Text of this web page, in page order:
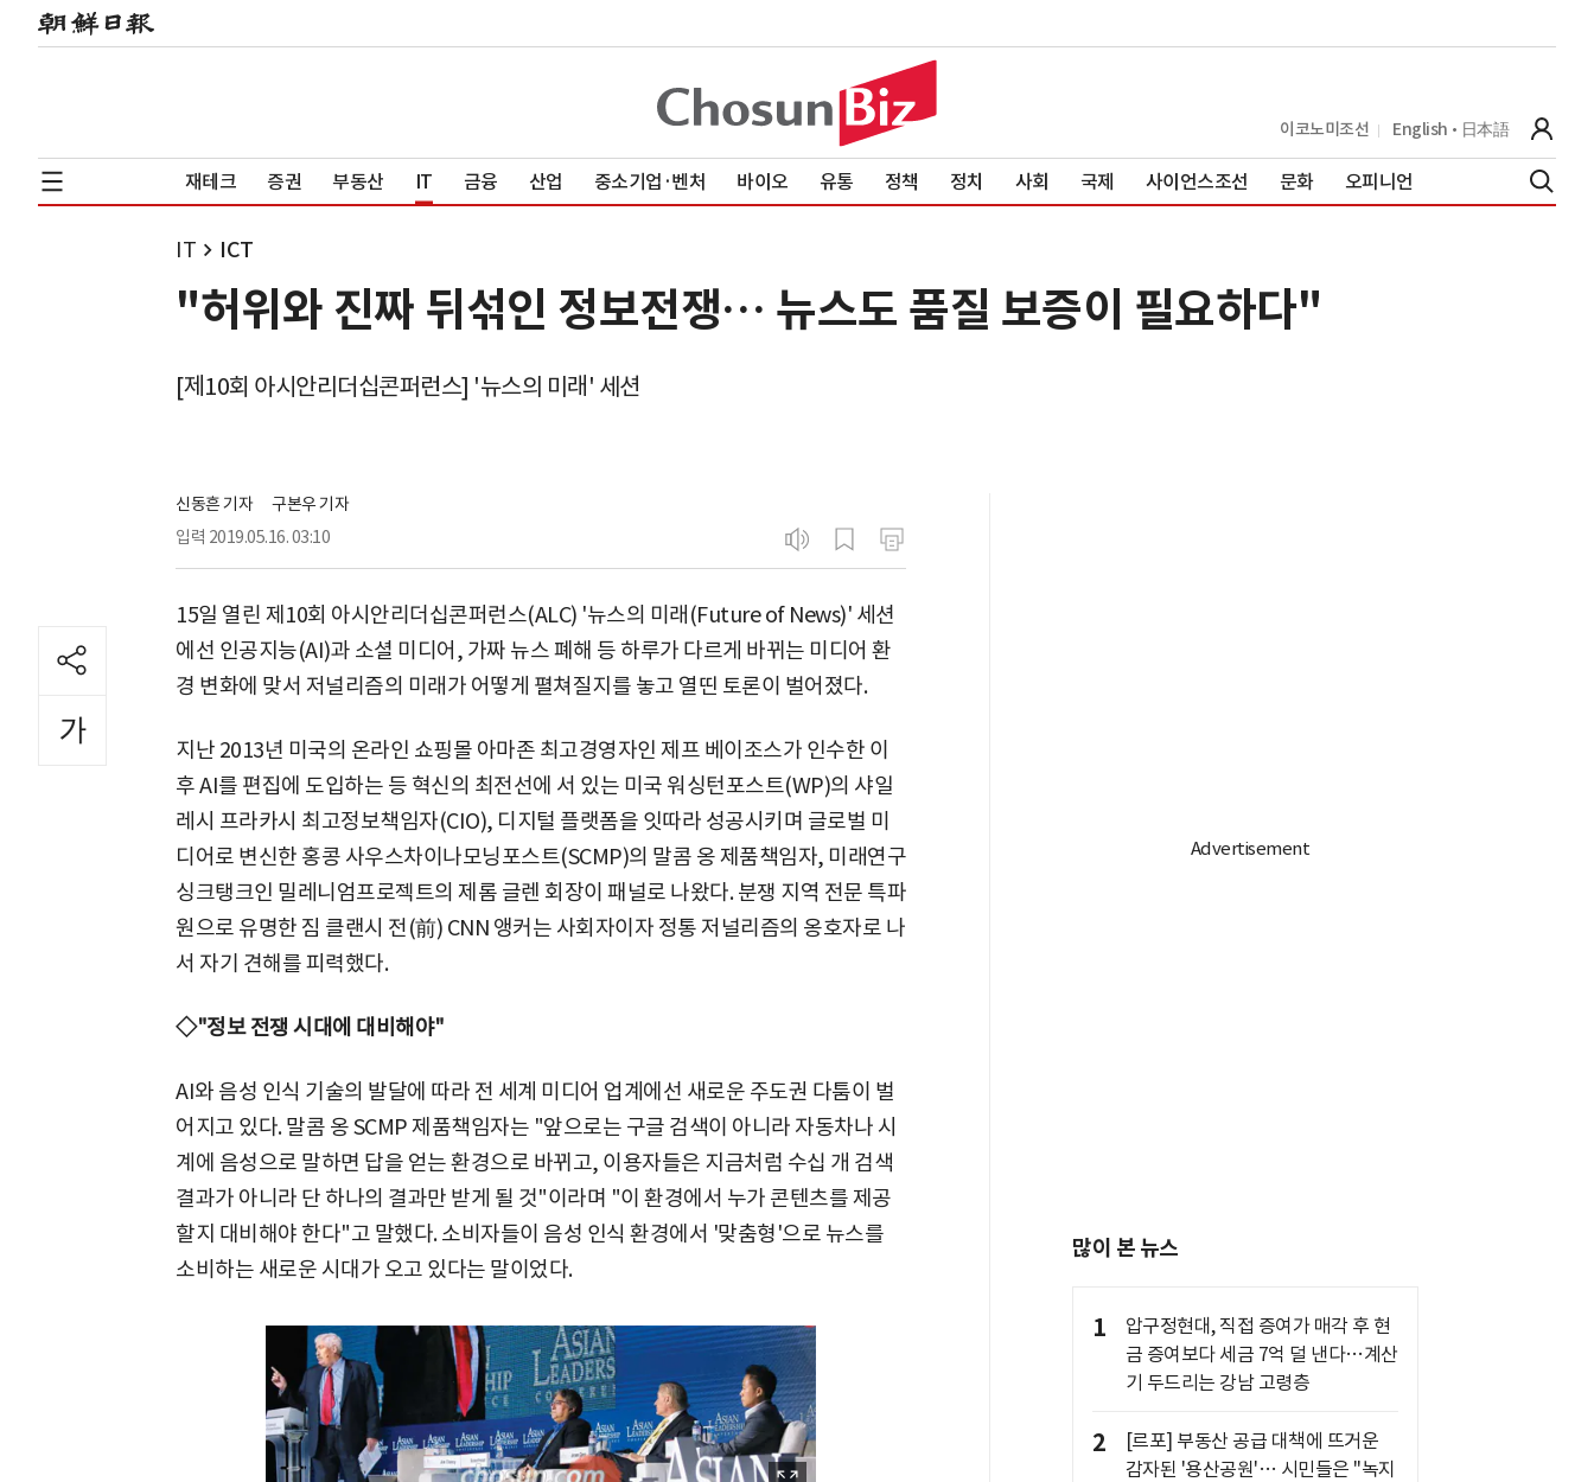
이코노미조선 English 日本語
재테크 증권 부동산 IT 금융 산업 중소기업·벤처 바이오 유통 정책 정치 사회 국제 사이언스조선 문화 오피니언
IT ICT
"허위와 진짜 뒤섞인 정보전쟁… 뉴스도 품질 보증이 필요하다"
[제10회 아시안리더십콘퍼런스] '뉴스의 미래' 세션
신동흔 기자
구본우 기자
입력 2019.05.16. 03:10
15일 열린 제10회 아시안리더십콘퍼런스(ALC) '뉴스의 미래(Future of News)' 세션
에선 인공지능(AI)과 소셜 미디어, 가짜 뉴스 폐해 등 하루가 다르게 바뀌는 미디어 환
경 변화에 맞서 저널리즘의 미래가 어떻게 펼쳐질지를 놓고 열띤 토론이 벌어졌다.
지난 2013년 미국의 온라인 쇼핑몰 아마존 최고경영자인 제프 베이조스가 인수한 이
후 AI를 편집에 도입하는 등 혁신의 최전선에 서 있는 미국 워싱턴포스트(WP)의 샤일
레시 프라카시 최고정보책임자(CIO), 디지털 플랫폼을 잇따라 성공시키며 글로벌 미
디어로 변신한 홍콩 사우스차이나모닝포스트(SCMP)의 말콤 옹 제품책임자, 미래연구
싱크탱크인 밀레니엄프로젝트의 제롬 글렌 회장이 패널로 나왔다. 분쟁 지역 전문 특파
원으로 유명한 짐 클랜시 전(前) CNN 앵커는 사회자이자 정통 저널리즘의 옹호자로 나
서 자기 견해를 피력했다.
◇"정보 전쟁 시대에 대비해야"
AI와 음성 인식 기술의 발달에 따라 전 세계 미디어 업계에선 새로운 주도권 다툼이 벌
어지고 있다. 말콤 옹 SCMP 제품책임자는 "앞으로는 구글 검색이 아니라 자동차나 시
계에 음성으로 말하면 답을 얻는 환경으로 바뀌고, 이용자들은 지금처럼 수십 개 검색
결과가 아니라 단 하나의 결과만 받게 될 것"이라며 "이 환경에서 누가 콘텐츠를 제공
할지 대비해야 한다"고 말했다. 소비자들이 음성 인식 환경에서 '맞춤형'으로 뉴스를
소비하는 새로운 시대가 오고 있다는 말이었다.
많이 본 뉴스
1
압구정현대, 직접 증여가 매각 후 현
금 증여보다 세금 7억 덜 낸다…계산
기 두드리는 강남 고령층
2
[르포] 부동산 공급 대책에 뜨거운
감자된 '용산공원'… 시민들은 "녹지